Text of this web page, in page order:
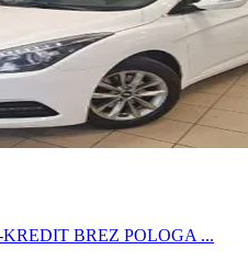
BREZ POLOGA ...